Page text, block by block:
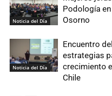
Noticia del Día
Podología
Osorno
Noticia del Día
Encuentro
estrategias
crecimiento
Chile